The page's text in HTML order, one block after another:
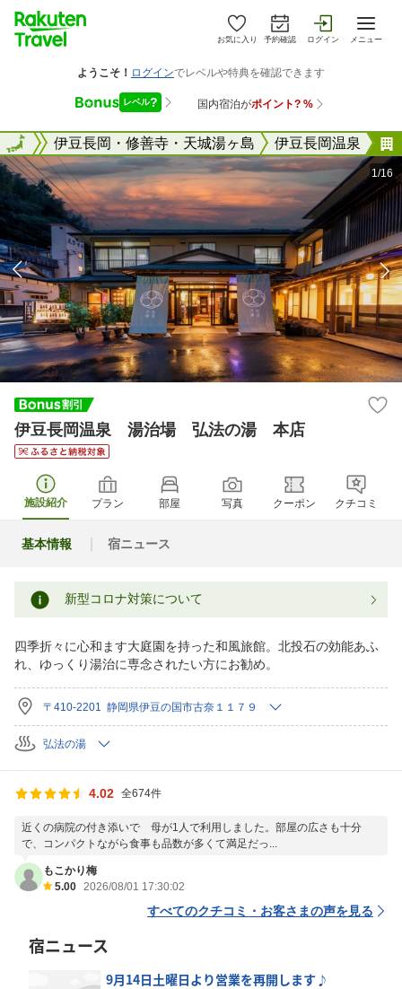
お気に入り 予約確認 ログイン メニュー
岡県 伊豆長岡・修善寺・天城湯ヶ島 伊豆長岡温泉
全国
1/16
伊豆長岡温泉 湯治場 弘法の湯 本店
施設紹介 プラン 部屋 写真 クーポン クチコミ
基本情報 宿ニュース
新型コロナ対策について
四季折々に心和ます大庭園を持った和風旅館。北投石の効能あふ
れ、ゆっくり湯治に専念されたい方にお勧め。
〒410-2201 静岡県伊豆の国市古奈１１７９
弘法の湯
4.02 全674件
近くの病院の付き添いで 母が1人で利用しました。部屋の広さも十分
で、コンパクトながら食事も品数が多くて満足だっ...
もこかり梅
5.00 2026/08/01 17:30:02
すべてのクチコミ・お客さまの声を見る
宿ニュース
9月14日土曜日より営業を再開します♪